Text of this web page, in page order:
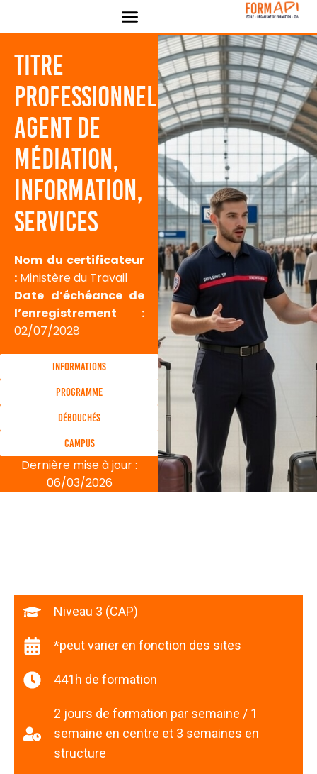
Titre
Professionnel
Agent de
Médiation,
Information,
Services
Nom du certificateur
: Ministère du Travail
Date d’échéance de
l’enregistrement :
02/07/2028
Informations
Programme
Débouchés
Campus
Dernière mise à jour :
06/03/2026
Niveau 3 (CAP)
*peut varier en fonction des sites
441h de formation
2 jours de formation par semaine / 1
semaine en centre et 3 semaines en
structure
Panneau de gestion des cookies